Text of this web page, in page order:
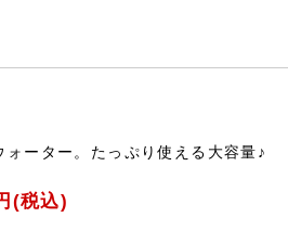
ーター。たっぷり使える大容量♪
(税込)